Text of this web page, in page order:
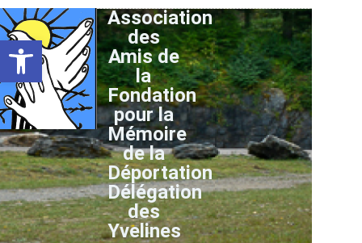
Ouvrir la barre d’outils
Association
des
Amis de
la
Fondation
pour la
Mémoire
de la
Déportation
Délégation
des
Yvelines